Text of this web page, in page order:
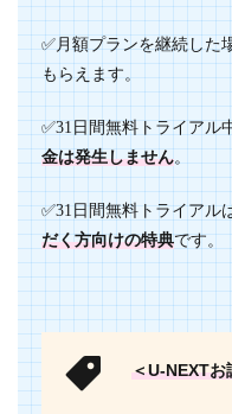
✅月額プランを継続した
もらえます。
✅31日間無料トライアル
金は発生しません。
✅31日間無料トライアル
だく方向けの特典です。
＜U-NEXT